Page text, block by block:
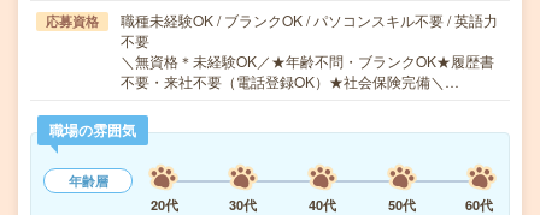
応募資格
職種未経験OK / ブランクOK / パソコンスキル不要 / 英語力
不要
＼無資格＊未経験OK／★年齢不問・ブランクOK★履歴書
不要・来社不要（電話登録OK）★社会保険完備＼…
職場の雰囲気
年齢層
20代
30代 40代 50代
60代